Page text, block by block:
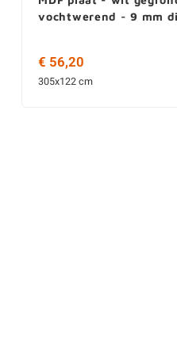
vochtwerend - 9 mm
€ 56,20
305x122 cm